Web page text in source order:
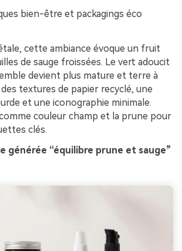
bien-être et packagings éco
cette ambiance évoque un fruit
de sauge froissées. Le vert adoucit
devient plus mature et terre à
textures de papier recyclé, une
et une iconographie minimale.
couleur champ et la prune pour
clés.
générée “équilibre prune et sauge”